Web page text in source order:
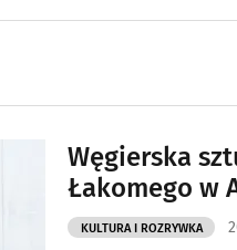
Węgierska
Łakomego w
KULTURA I ROZRYWKA